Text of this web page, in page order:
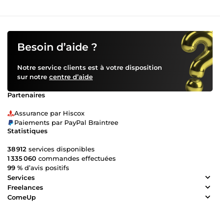
Besoin d’aide ?
Notre service clients est à votre disposition
sur notre centre d’aide
Partenaires
Assurance par Hiscox
Paiements par PayPal Braintree
Statistiques
38 912 services disponibles
1 335 060 commandes effectuées
99 % d’avis positifs
Services
Freelances
ComeUp